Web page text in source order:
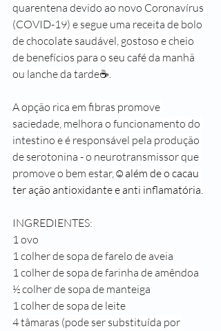
quarentena devido ao novo Coronavírus
(COVID-19) e segue uma receita de bolo
de chocolate saudável, gostoso e cheio
de benefícios para o seu café da manhã
ou lanche da tarde☕️.
A opção rica em fibras promove
saciedade, melhora o funcionamento do
intestino e é responsável pela produção
de serotonina - o neurotransmissor que
promove o bem estar,☺️além de o cacau
ter ação antioxidante e anti inflamatória.
INGREDIENTES:
1 ovo
1 colher de sopa de farelo de aveia
1 colher de sopa de farinha de amêndoa
½ colher de sopa de manteiga
1 colher de sopa de leite
4 tâmaras (pode ser substituída por